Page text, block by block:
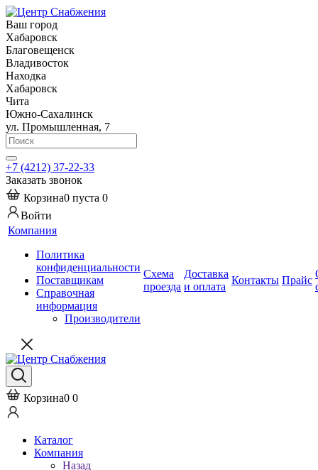
Ваш город
Хабаровск
Благовещенск
Владивосток
Находка
Хабаровск
Чита
Южно-Сахалинск
ул. Промышленная, 7
+7 (4212) 37-22-33
Заказать звонок
Корзина0 пуста 0
Войти
Компания
Политика
конфиденциальности
Поставщикам
Справочная
информация
Производители
Схема
проезда
Доставка
и оплата
Контакты Прайс
Корзина0 0
Каталог
Компания
Назад